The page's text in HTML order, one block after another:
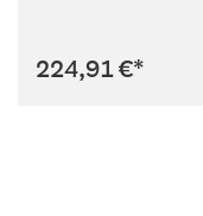
224,91 €*